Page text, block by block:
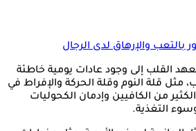
والإرهاق لدى الرجال
القلب إلى وجود عادات يومية خاطئة
مثل قلة النوم وقلة الحركة والإفراط في
من الكافيين وإدمان الكحوليات
التغذية.